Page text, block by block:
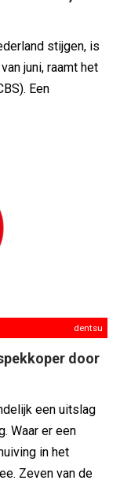
stijgen, is
juni, raamt het
Een
dentsu
door
een uitslag
Waar er een
in het
Zeven van de